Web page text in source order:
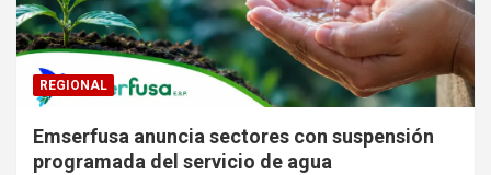
REGIONAL
Emserfusa anuncia sectores con suspensión
programada del servicio de agua